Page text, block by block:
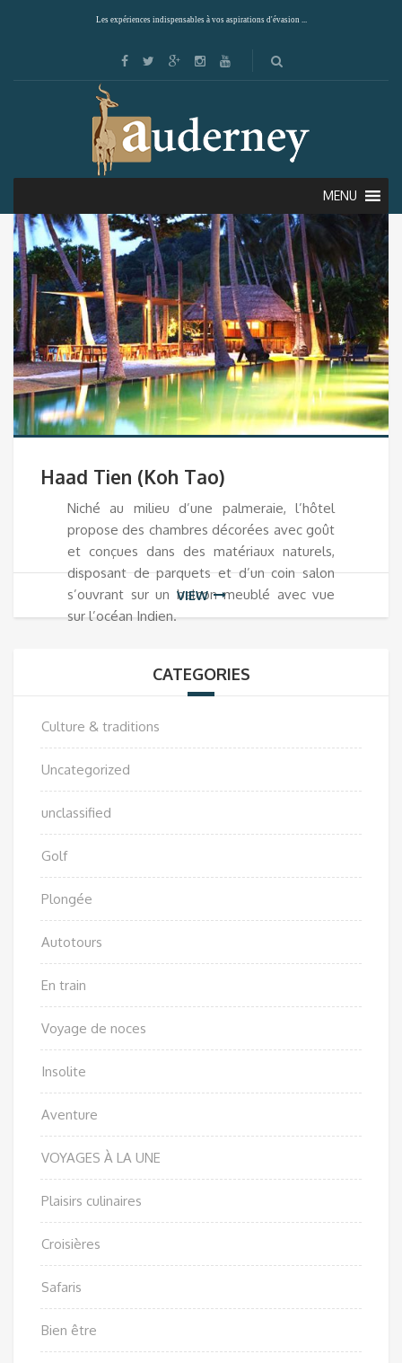
Les expériences indispensables à vos aspirations d'évasion ...
MENU
Showing the single result
Default sorting
Haad Tien (Koh Tao)
Niché au milieu d’une palmeraie, l’hôtel
propose des chambres décorées avec goût
et conçues dans des matériaux naturels,
disposant de parquets et d’un coin salon
s’ouvrant sur un balcon meublé avec vue
sur l’océan Indien.
VIEW
CATEGORIES
Culture & traditions
Uncategorized
unclassified
Golf
Plongée
Autotours
En train
Voyage de noces
Insolite
Aventure
VOYAGES À LA UNE
Plaisirs culinaires
Croisières
Safaris
Bien être